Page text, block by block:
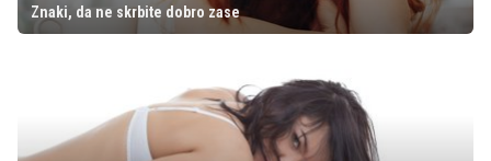
Znaki, da ne skrbite dobro zase